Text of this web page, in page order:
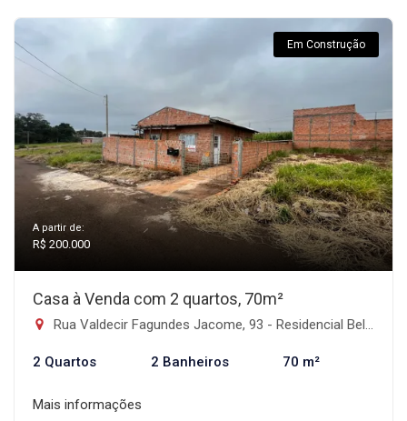
Em Construção
A partir de:
R$ 200.000
Casa à Venda com 2 quartos, 70m²
Rua Valdecir Fagundes Jacome, 93 - Residencial Bella Casa II, Faxinal-PR
2 Quartos 2 Banheiros 70 m²
Mais informações